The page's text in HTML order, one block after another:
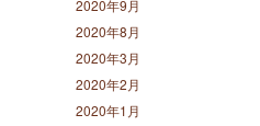
2020年9月
2020年8月
2020年3月
2020年2月
2020年1月